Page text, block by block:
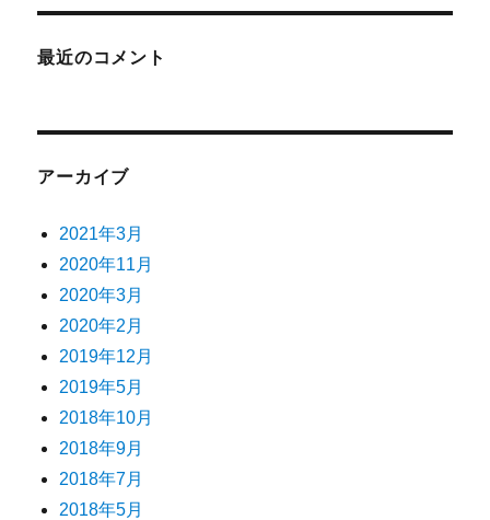
最近のコメント
アーカイブ
2021年3月
2020年11月
2020年3月
2020年2月
2019年12月
2019年5月
2018年10月
2018年9月
2018年7月
2018年5月